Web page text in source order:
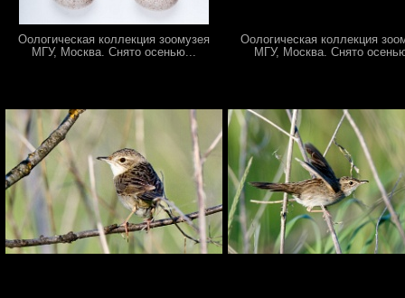
Оологическая коллекция зоомузея
МГУ, Москва. Снято осенью...
Оологическая коллекция
МГУ, Москва. Снято